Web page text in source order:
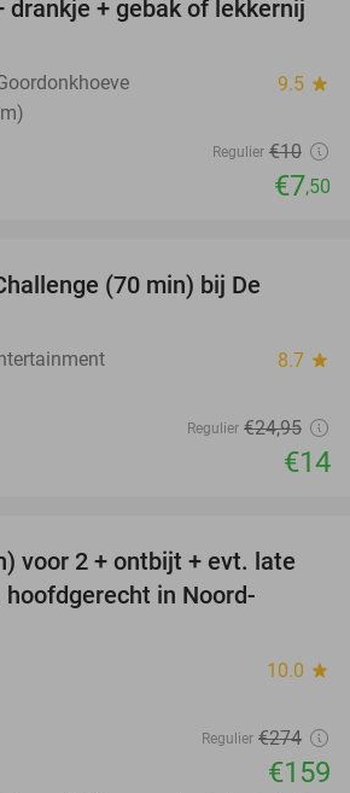
25%
drankje + gebak of lekkernij
9.5 star
Regulier €10
€7,50
(70 min) bij De
8.7 star
Regulier €24,95
€14
42%
voor 2 + ontbijt + evt. late
in Noord-
10.0 star
Regulier €274
€159